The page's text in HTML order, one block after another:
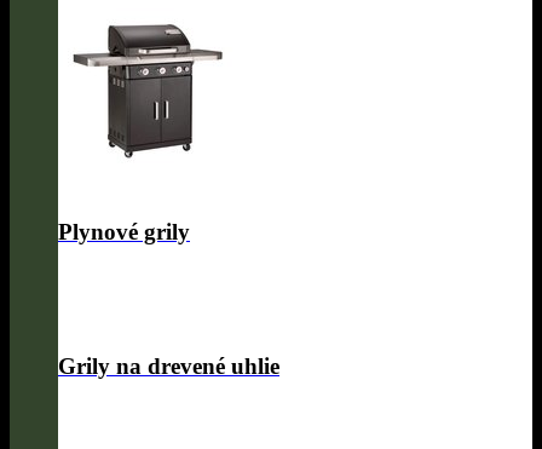
Plynové grily
Grily na drevené uhlie